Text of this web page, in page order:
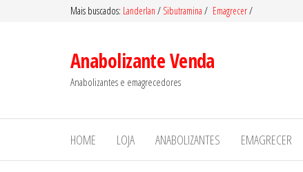
Mais buscados: Landerlan / Sibutramina / Emagrecer/
Anabolizante Venda
Anabolizantes e emagrecedores
HOME LOJA ANABOLIZANTES EMAGRECER